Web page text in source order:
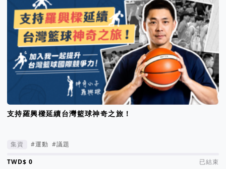
支持羅興樑延續台灣籃球神奇之旅！
集資 #運動 #議題
已結束